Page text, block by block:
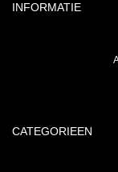
INFORMATIE
CATEGORIEEN